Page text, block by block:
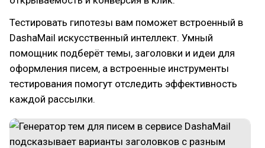
Тестировать гипотезы вам поможет встроенный в
DashaMail искусственный интеллект. Умный
помощник подберёт темы, заголовки и идеи для
оформления писем, а встроенные инструменты
тестирования помогут отследить эффективность
каждой рассылки.